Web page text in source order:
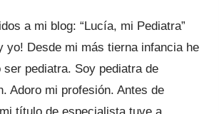
a mi blog: “Lucía, mi Pediatra”
yo! Desde mi más tierna infancia he
ser pediatra. Soy pediatra de
Adoro mi profesión. Antes de